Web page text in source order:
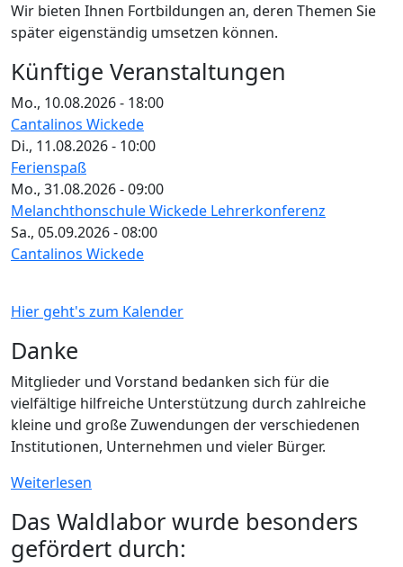
Wir bieten Ihnen Fortbildungen an, deren Themen Sie
später eigenständig umsetzen können.
Künftige Veranstaltungen
Mo., 10.08.2026 - 18:00
Cantalinos Wickede
Di., 11.08.2026 - 10:00
Ferienspaß
Mo., 31.08.2026 - 09:00
Melanchthonschule Wickede Lehrerkonferenz
Sa., 05.09.2026 - 08:00
Cantalinos Wickede
Hier geht's zum Kalender
Danke
Mitglieder und Vorstand bedanken sich für die
vielfältige hilfreiche Unterstützung durch zahlreiche
kleine und große Zuwendungen der verschiedenen
Institutionen, Unternehmen und vieler Bürger.
Weiterlesen
Das Waldlabor wurde besonders
gefördert durch: